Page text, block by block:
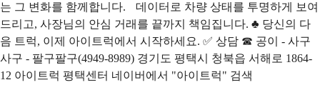
는 그 변화를 함께합니다. 데이터로 차량 상태를 투명하게 보여
드리고, 사장님의 안심 거래를 끝까지 책임집니다. ♣ 당신의 다
음 트럭, 이제 아이트럭에서 시작하세요. ✅ 상담 ☎ 공이 - 사구
사구 - 팔구팔구(4949-8989) 경기도 평택시 청북읍 서해로 1864-
12 아이트럭 평택센터 네이버에서 "아이트럭" 검색